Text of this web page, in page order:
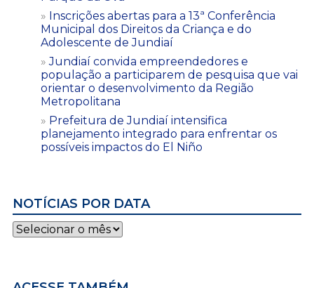
Inscrições abertas para a 13ª Conferência
Municipal dos Direitos da Criança e do
Adolescente de Jundiaí
Jundiaí convida empreendedores e
população a participarem de pesquisa que vai
orientar o desenvolvimento da Região
Metropolitana
Prefeitura de Jundiaí intensifica
planejamento integrado para enfrentar os
possíveis impactos do El Niño
NOTÍCIAS POR DATA
Notícias
por